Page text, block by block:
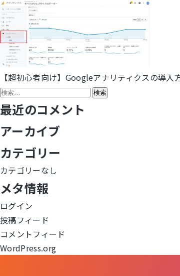
投
稿
ナ
ビ
ゲ
ー
シ
ョ
ン
【超初心者向け】Googleアナリティクスの導入
検
索:
最近のコメント
アーカイブ
カテゴリー
カテゴリーなし
メタ情報
ログイン
投稿フィード
コメントフィード
WordPress.org